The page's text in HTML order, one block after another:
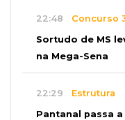
22:48 Concurso
Sortudo de MS
na Mega-Sena
22:29 Estrutura
Pantanal passa